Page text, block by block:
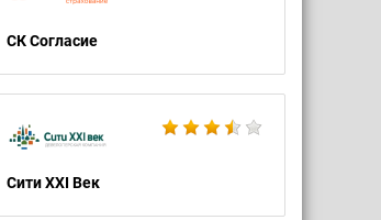
СК Согласие
Сити XXI Век